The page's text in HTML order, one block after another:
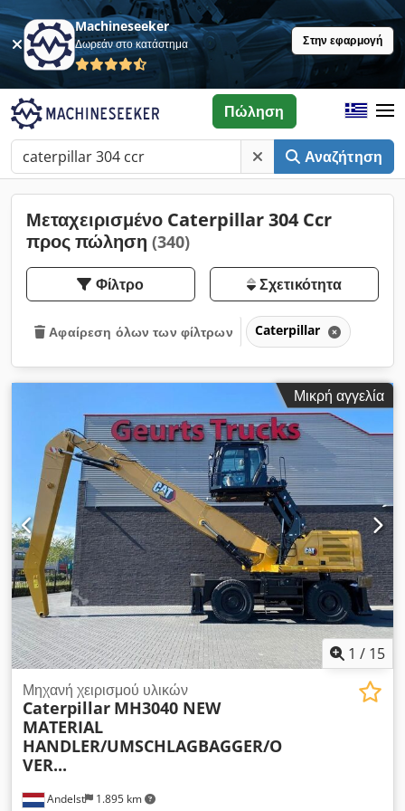
Machineseeker
Δωρεάν στο κατάστημα Στην εφαρμογή
Αναζήτηση
Πώληση
Μεταχειρισμένο Caterpillar 304 Ccr
προς πώληση (340)
Φίλτρο Σχετικότητα
Αφαίρεση όλων των φίλτρων Caterpillar
Μικρή αγγελία
1 / 15
Andelst 1.895 km
Μηχανή χειρισμού υλικών
Caterpillar MH3040 NEW
MATERIAL
HANDLER/UMSCHLAGBAGGER/O
VER...